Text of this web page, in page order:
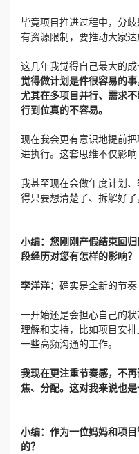
毕竟项目推进过程中，分
有资源限制，要推动大家
这几年我觉得自己最大的成
觉得做计划是件很容易的
尤其在多项目并行、需求
行到位真的不容易。
现在我会更有意识地提前
进执行。这套思维不仅影
我甚至现在会做年度计划
得只要想清楚了、拆解好了
小编：您刚刚产假结束回
段经历对您有怎样的影响？
李洋洋： 确实是全新的节奏
一开始还是会担心自己的
理解和支持，比如项目安
一些高频沟通的工作。
我现在更注重节奏感，不
焦、分配。这对我来说也是
小编：作为一位妈妈和项
的？